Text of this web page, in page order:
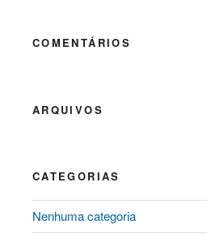
COMENTÁRIOS
ARQUIVOS
CATEGORIAS
Nenhuma categoria